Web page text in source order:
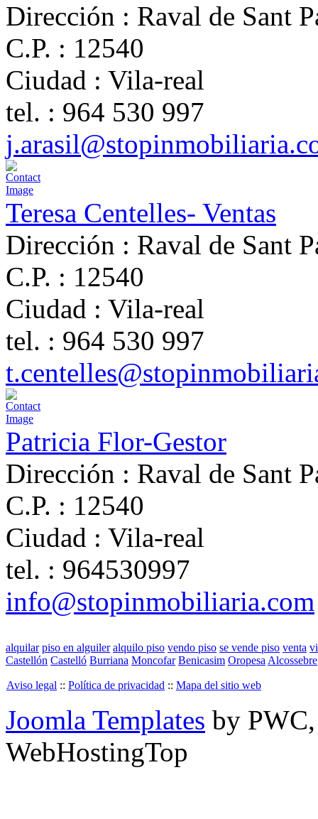
Dirección : Raval de Sant
C.P. : 12540
Ciudad : Vila-real
tel. : 964 530 997
Teresa Centelles- Ventas
Dirección : Raval de Sant
C.P. : 12540
Ciudad : Vila-real
tel. : 964 530 997
Patricia Flor-Gestor
Dirección : Raval de Sant
C.P. : 12540
Ciudad : Vila-real
tel. : 964530997
info@stopinmobiliaria.com
alquilar piso en alguiler alquilo piso vendo piso se vende piso venta
Castellón Castelló Burriana Moncofar Benicasim Oropesa Alcossebre
Aviso legal :: Política de privacidad :: Mapa del sitio web
Joomla Templates by
WebHostingTop